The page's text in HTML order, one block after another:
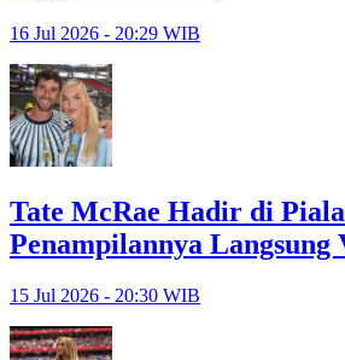
16 Jul 2026 - 20:29 WIB
Tate McRae Hadir di
Penampilannya Langsung
15 Jul 2026 - 20:30 WIB